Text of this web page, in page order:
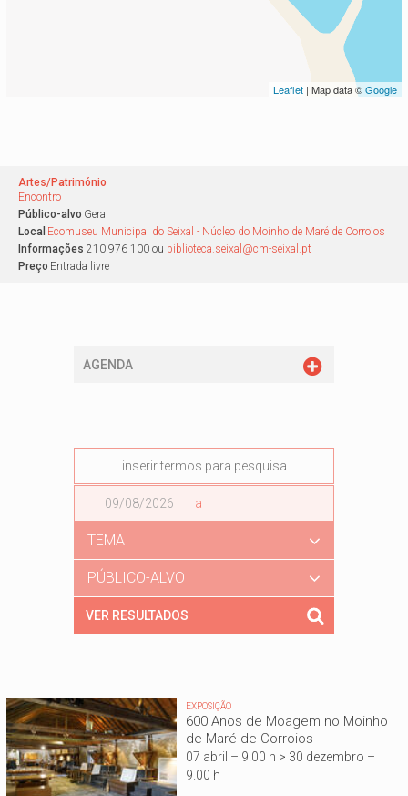
Leaflet | Map data ©Google
Artes/Património
Encontro
Público-alvo Geral
Local Ecomuseu Municipal do Seixal - Núcleo do Moinho de Maré de Corroios
Informações 210 976 100 ou biblioteca.seixal@cm-seixal.pt
Preço Entrada livre
AGENDA
a
Data
TEMA
PÚBLICO-ALVO
EXPOSIÇÃO
600 Anos de Moagem no Moinho
de Maré de Corroios
07 abril – 9.00 h > 30 dezembro –
9.00 h